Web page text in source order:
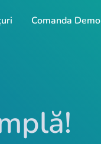
Comanda Demo